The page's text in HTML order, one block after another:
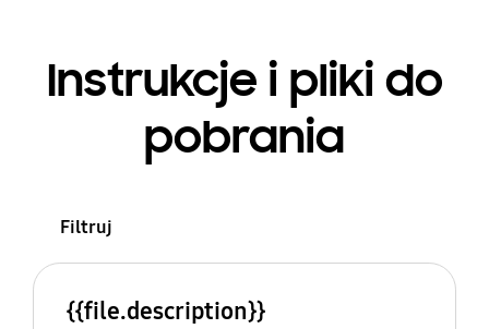
Instrukcje i pliki do
pobrania
Filtruj
{{file.description}}